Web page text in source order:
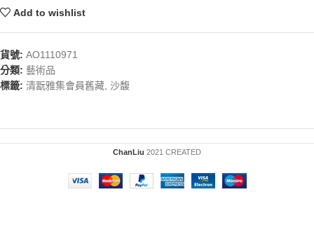
Add to wishlist
貨號: AO1110971
分類: 藝術品
標籤: 清翫雅集會員舊藏 沙馥
ChanLiu 2021 CREATED